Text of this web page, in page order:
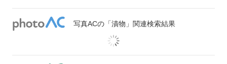
写真ACの「漬物」関連検索結果